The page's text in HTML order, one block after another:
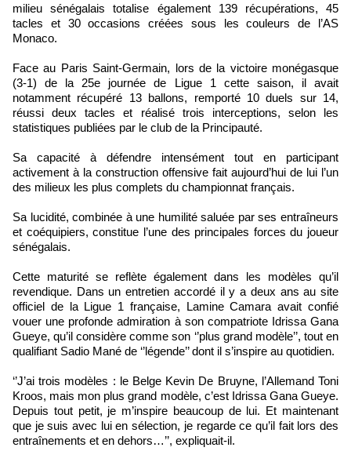
milieu sénégalais totalise également 139 récupérations, 45
tacles et 30 occasions créées sous les couleurs de l’AS
Monaco.
Face au Paris Saint-Germain, lors de la victoire monégasque
(3-1) de la 25e journée de Ligue 1 cette saison, il avait
notamment récupéré 13 ballons, remporté 10 duels sur 14,
réussi deux tacles et réalisé trois interceptions, selon les
statistiques publiées par le club de la Principauté.
Sa capacité à défendre intensément tout en participant
activement à la construction offensive fait aujourd’hui de lui l’un
des milieux les plus complets du championnat français.
Sa lucidité, combinée à une humilité saluée par ses entraîneurs
et coéquipiers, constitue l’une des principales forces du joueur
sénégalais.
Cette maturité se reflète également dans les modèles qu’il
revendique. Dans un entretien accordé il y a deux ans au site
officiel de la Ligue 1 française, Lamine Camara avait confié
vouer une profonde admiration à son compatriote Idrissa Gana
Gueye, qu’il considère comme son ‘’plus grand modèle’’, tout en
qualifiant Sadio Mané de ‘’légende’’ dont il s’inspire au quotidien.
‘’J’ai trois modèles : le Belge Kevin De Bruyne, l’Allemand Toni
Kroos, mais mon plus grand modèle, c’est Idrissa Gana Gueye.
Depuis tout petit, je m’inspire beaucoup de lui. Et maintenant
que je suis avec lui en sélection, je regarde ce qu’il fait lors des
entraînements et en dehors…’’, expliquait-il.